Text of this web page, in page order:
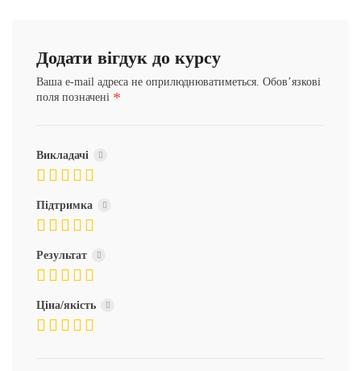
Додати вігдук до курсу
Ваша e-mail адреса не оприлюднюватиметься. Обов’язкові
поля позначені *
Викладачі
Підтримка
Результат
Ціна/якість